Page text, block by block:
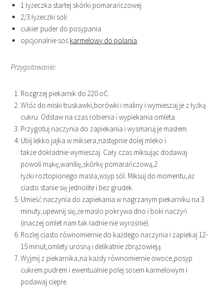
1 łyżeczka startej skórki pomarańczowej
2/3 łyżeczki soli
cukier puder do posypania
opcjonalnie sos karmelowy do polania
Przygotowanie:
Rozgrzej piekarnik do 220 oC.
Włóż do miski truskawki,borówki i maliny i wymieszaj je z łyżką
cukru. Odstaw na czas robienia i wypiekania omleta.
Przygotuj naczynia do zapiekania i wysmaruj je masłem.
Ubij lekko jajka w miksera,następnie dolej mleko i
także dokładnie wymieszaj. Cały czas miksując dodawaj
powoli mąkę,wanilię,skórkę pomarańczową,2
łyżki roztopionego masła,wsyp sól. Miksuj do momentu,aż
ciasto stanie się jednolite i bez grudek.
Umieść naczynia do zapiekania w nagrzanym piekarniku na 3
minuty,upewnij się,że masło pokrywa dno i boki naczyń
(inaczej omlet nam tak ładnie nie wyrośnie).
Rozlej ciasto równomiernie do każdego naczynia i zapiekaj 12-
15 minut,omlety urosną i delikatnie zbrązowieją.
Wyjmij z piekarnika,na każdy równomiernie owoce,posyp
cukrem pudrem i ewentualnie polej sosem karmelowym i
podawaj ciepłe.